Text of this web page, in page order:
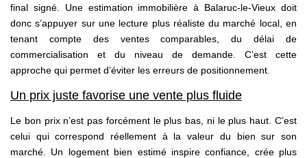
final signé. Une estimation immobilière à Balaruc-le-Vieux doit
donc s’appuyer sur une lecture plus réaliste du marché local, en
tenant compte des ventes comparables, du délai de
commercialisation et du niveau de demande. C’est cette
approche qui permet d’éviter les erreurs de positionnement.
Un prix juste favorise une vente plus fluide
Le bon prix n’est pas forcément le plus bas, ni le plus haut. C’est
celui qui correspond réellement à la valeur du bien sur son
marché. Un logement bien estimé inspire confiance, crée plus